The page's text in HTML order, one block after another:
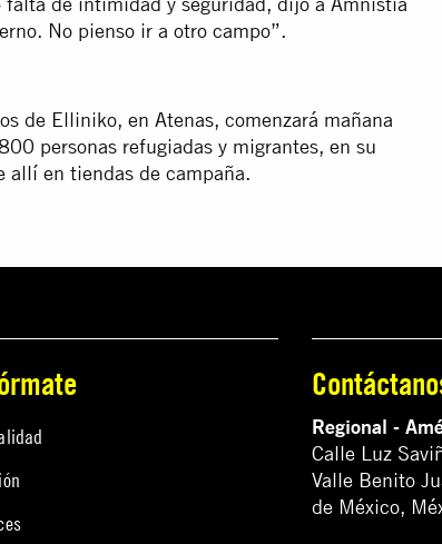
No pienso ir a otro campo”.
de Elliniko, en Atenas, comenzará mañana
personas refugiadas y migrantes, en su
allí en tiendas de campaña.
Regional -
Calle Luz
Valle Benito
de México,